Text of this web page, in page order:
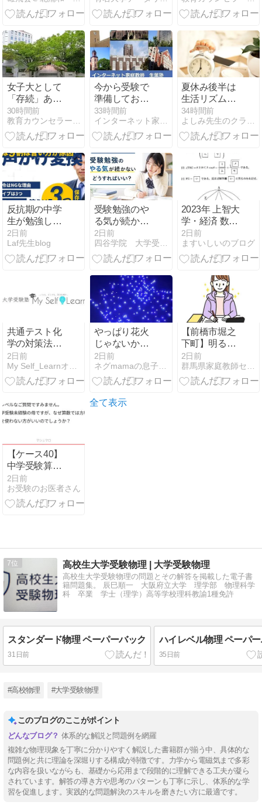
ᐛ )و②
女子大として
「存続」あえ
て宣言 少子化
で 経営環境悪
化も
30時間前
教育カウンセラーの独り言
今から受験で
準備しておき
たいこと
33時間前
インターネット家庭教師（ikuha.com）のブログ
夏休み後半は
生活リズムを
少しずつ学校
モードへ
34時間前
よしみ先生のクラスルーム
反抗期の中学
生が勉強しな
い｜逆効果な
NGワードと効
く声かけ
2日前
Laf先生blog
受験勉強のや
る気が続かな
いのはなぜ？
勉強を続ける
4つの方法
2日前
四谷学院 大学受験合格ブログ
2023年 上智大
学・経済 数学
第３問
2日前
ますいしいのブログ
共通テスト化
学の対策法｜
大問構成・時
間配分から得
点別の勉強法
2日前
やっぱり花火
じゃないかな
ぁ
2日前
【前橋市堀之
下町】明るい
中2女子♪ 定期
テスト対策を
一緒に頑張っ
2日前
【ケース40】
中学受験算数
で方程式を使
わないのはな
ぜ【マシュマ
2日前
お受験のお医者さん
全て表示
7 高校生大学受験物理 | 大学受験物理
高校生大学受験物理の問題とその解答を掲載した電子書
籍問題集。 辰巳順一 大阪府立大学 理学部 物理科学
科 卒業 学士（理学）高等学校理科教諭1種免許
スタンダード物理 ペーパーバック
31日前
ハイレベル物理 ペーパ
35日前
#高校物理 #大学受験物理
このブログのここがポイント
体系的な解説と問題例を網羅
複雑な物理現象を丁寧に分かりやすく解説した書籍群が揃う中、具体的な
問題例と共に理論を深堀りする構成が特徴です。力学から電磁気まで多彩
な内容を扱いながらも、基礎から応用まで段階的に理解できる工夫が凝ら
されています。解答の導き方や思考のパターンも丁寧に示し、体系的な学
習を促進します。実践的な問題解決のスキルを磨きたい方に最適です。